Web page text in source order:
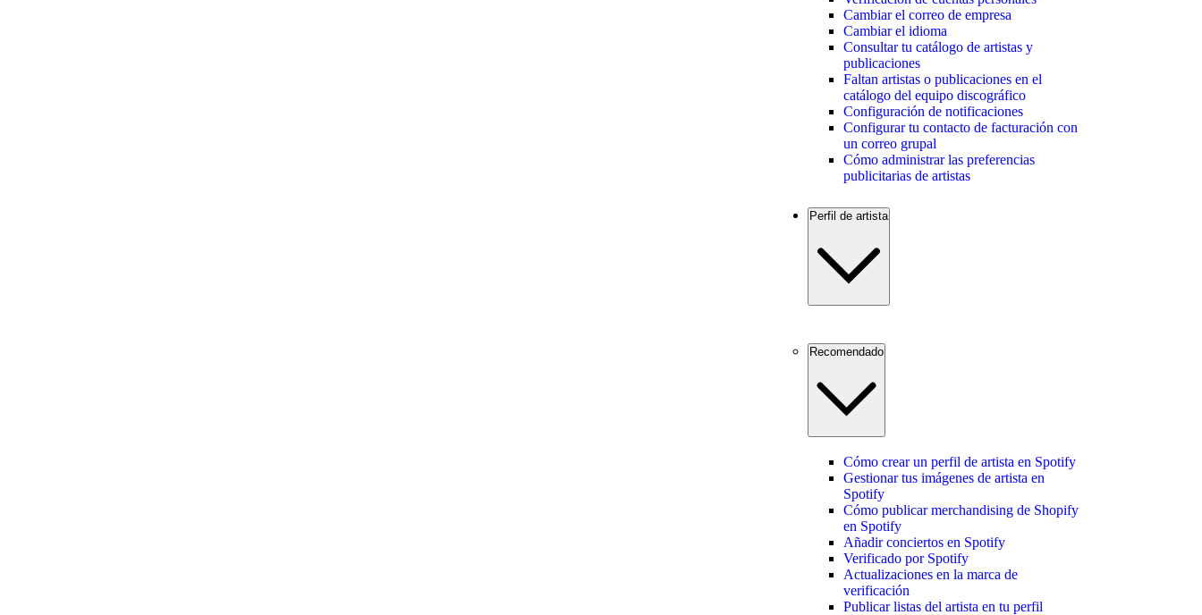
Cambiar el correo de empresa
Cambiar el idioma
Consultar tu catálogo de artistas y
publicaciones
Faltan artistas o publicaciones en el
catálogo del equipo discográfico
Configuración de notificaciones
Configurar tu contacto de facturación con
un correo grupal
Cómo administrar las preferencias
publicitarias de artistas
Perfil de artista
Recomendado
Cómo crear un perfil de artista en Spotify
Gestionar tus imágenes de artista en
Spotify
Cómo publicar merchandising de Shopify
en Spotify
Añadir conciertos en Spotify
Verificado por Spotify
Actualizaciones en la marca de
verificación
Publicar listas del artista en tu perfil